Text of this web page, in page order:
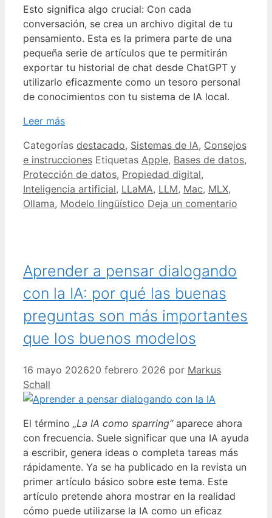
Esto significa algo crucial: Con cada
conversación, se crea un archivo digital de tu
pensamiento. Esta es la primera parte de una
pequeña serie de artículos que te permitirán
exportar tu historial de chat desde ChatGPT y
utilizarlo eficazmente como un tesoro personal
de conocimientos con tu sistema de IA local.
Leer más
Categorías destacado, Sistemas de IA, Consejos
e instrucciones Etiquetas Apple, Bases de datos,
Protección de datos, Propiedad digital,
Inteligencia artificial, LLaMA, LLM, Mac, MLX,
Ollama, Modelo lingüístico Deja un comentario
Aprender a pensar dialogando
con la IA: por qué las buenas
preguntas son más importantes
que los buenos modelos
16 mayo 202620 febrero 2026 por Markus
Schall
El término „La IA como sparring“aparece ahora
con frecuencia. Suele significar que una IA ayuda
a escribir, genera ideas o completa tareas más
rápidamente. Ya se ha publicado en la revista un
primer artículo básico sobre este tema. Este
artículo pretende ahora mostrar en la realidad
cómo puede utilizarse la IA como un eficaz